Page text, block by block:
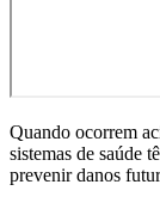
Quando ocorrem
sistemas de saúde
prevenir danos